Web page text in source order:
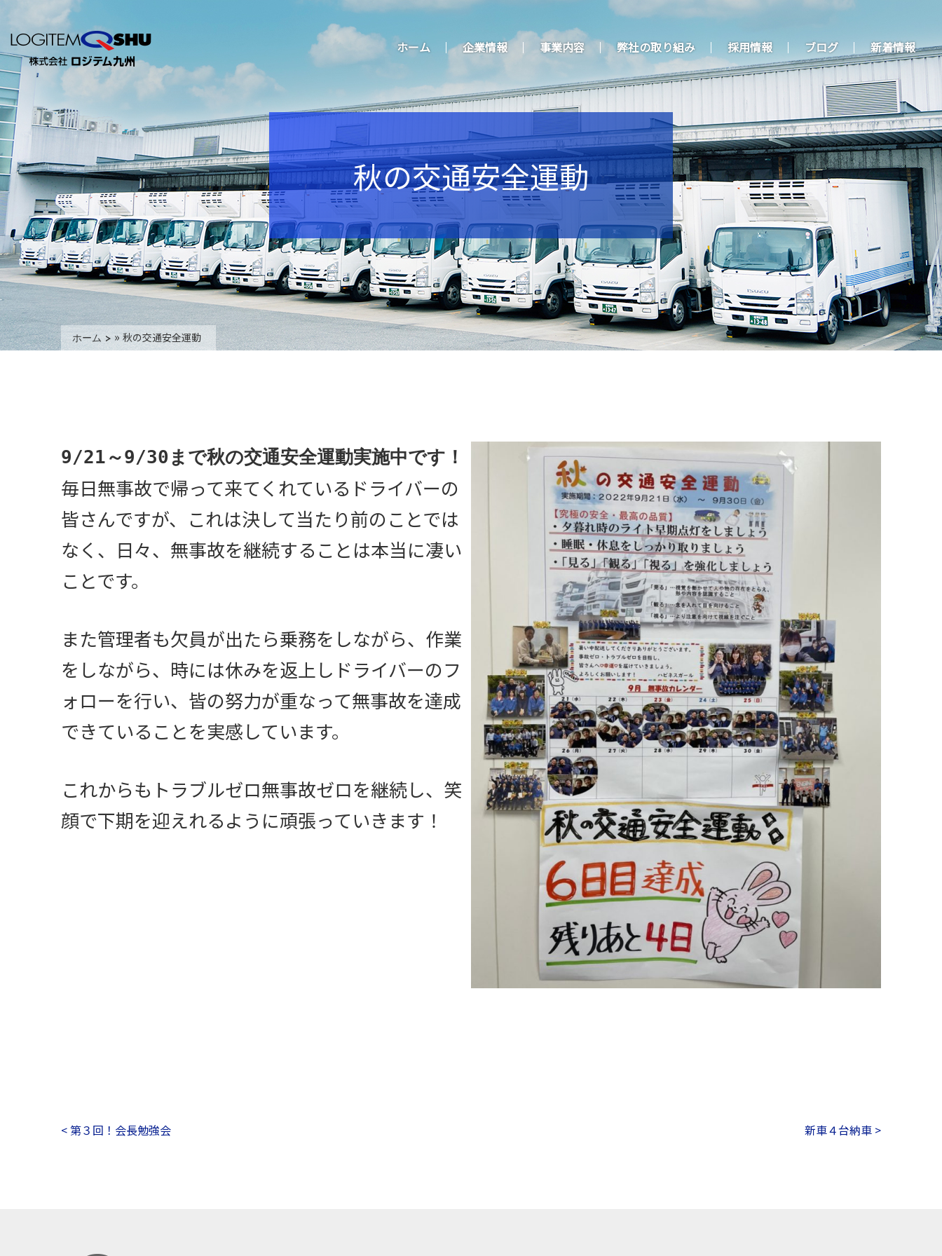
ホーム 企業情報 事業内容 弊社の取り組み 採用情報 ブログ 新着情報
秋の交通安全運動
ホーム » 秋の交通安全運動
9/21～9/30まで秋の交通安全運動実施中です！
毎日無事故で帰って来てくれているドライバーの
皆さんですが、これは決して当たり前のことでは
なく、日々、無事故を継続することは本当に凄い
ことです。
また管理者も欠員が出たら乗務をしながら、作業
をしながら、時には休みを返上しドライバーのフ
ォローを行い、皆の努力が重なって無事故を達成
できていることを実感しています。
これからもトラブルゼロ無事故ゼロを継続し、笑
顔で下期を迎えれるように頑張っていきます！
< 第３回！会長勉強会 新車４台納車 >